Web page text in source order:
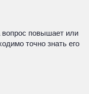
вопрос повышает или
точно знать его